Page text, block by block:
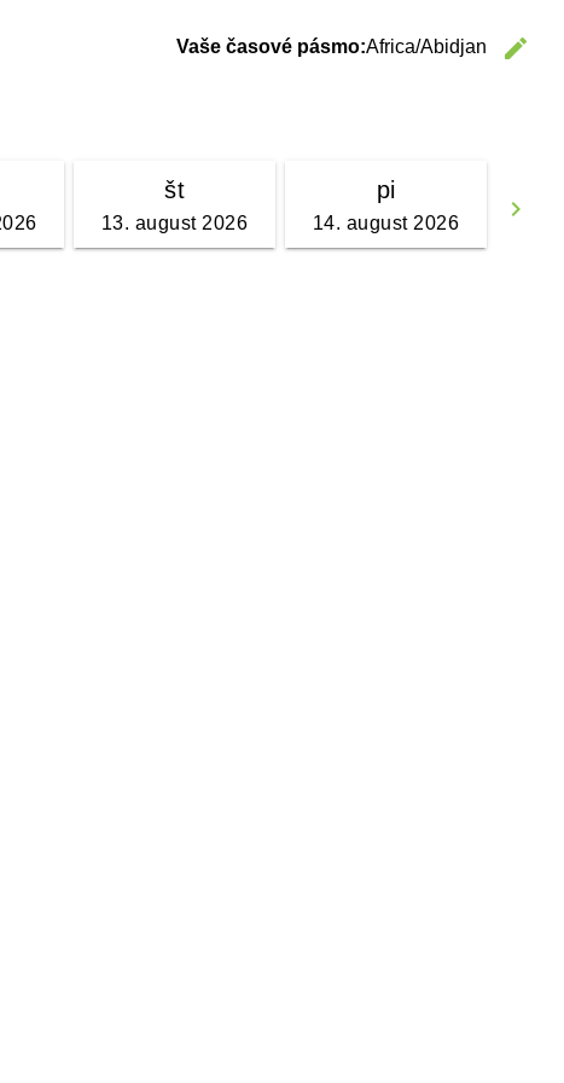
Vaše časové pásmo:Africa/Abidjan
edit
keyboard_arrow_right
št
13. august 2026
pi
14. august 2026